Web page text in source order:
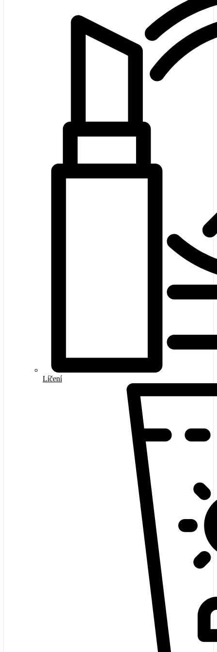
Líčení